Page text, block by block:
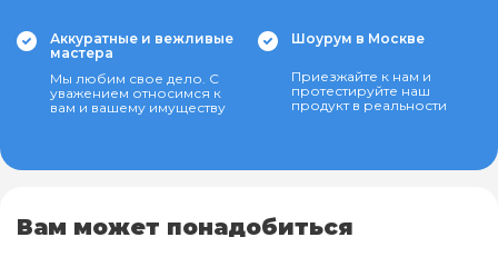
Аккуратные и вежливые
мастера
Мы любим свое дело. С
уважением относимся к
вам и вашему имуществу
Шоурум в Москве
Приезжайте к нам и
протестируйте наш
продукт в реальности
Вам может понадобиться